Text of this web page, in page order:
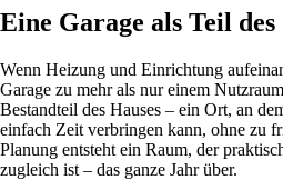
Eine Garage als Teil des
Wenn Heizung und Einrichtung
Garage zu mehr als nur einem
Bestandteil des Hauses – ein Ort, an
einfach Zeit verbringen kann, ohne zu
Planung entsteht ein Raum, der
zugleich ist – das ganze Jahr über.